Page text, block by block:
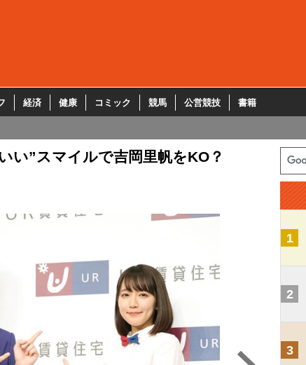
経済 健康 コミック 競馬 公営競技 書籍
い”スマイルで吉岡里帆をKO？
1
2
3